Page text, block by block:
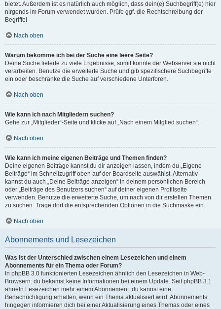
bietet. Außerdem ist es natürlich auch möglich, dass dein(e) Suchbegriff(e) hier
nirgends im Forum verwendet wurden. Prüfe ggf. die Rechtschreibung der
Begriffe!
Nach oben
Warum bekomme ich bei der Suche eine leere Seite?
Deine Suche lieferte zu viele Ergebnisse, somit konnte der Webserver sie nicht
verarbeiten. Benutze die erweiterte Suche und gib spezifischere Suchbegriffe
ein oder beschränke die Suche auf verschiedene Unterforen.
Nach oben
Wie kann ich nach Mitgliedern suchen?
Gehe zur „Mitglieder“-Seite und klicke auf „Nach einem Mitglied suchen“.
Nach oben
Wie kann ich meine eigenen Beiträge und Themen finden?
Deine eigenen Beiträge kannst du dir anzeigen lassen, indem du „Eigene
Beiträge“ im Schnellzugriff oben auf der Boardseite auswählst. Alternativ
kannst du auch „Deine Beiträge anzeigen“ in deinem persönlichen Bereich
oder „Beiträge des Benutzers suchen“ auf deiner eigenen Profilseite
verwenden. Benutze die erweiterte Suche, um nach von dir erstellen Themen
zu suchen. Trage dort die entsprechenden Optionen in die Suchmaske ein.
Nach oben
Abonnements und Lesezeichen
Was ist der Unterschied zwischen einem Lesezeichen und einem
Abonnements für ein Thema oder Forum?
In phpBB 3.0 funktionierten Lesezeichen ähnlich den Lesezeichen in Web-
Browsern: du bekamst keine Informationen bei einem Update. Seit phpBB 3.1
ähneln Lesezeichen mehr einem Abonnement: du kannst eine
Benachrichtigung erhalten, wenn ein Thema aktualisiert wird. Abonnements
hingegen informieren dich bei einer Aktualisierung eines Themas oder eines